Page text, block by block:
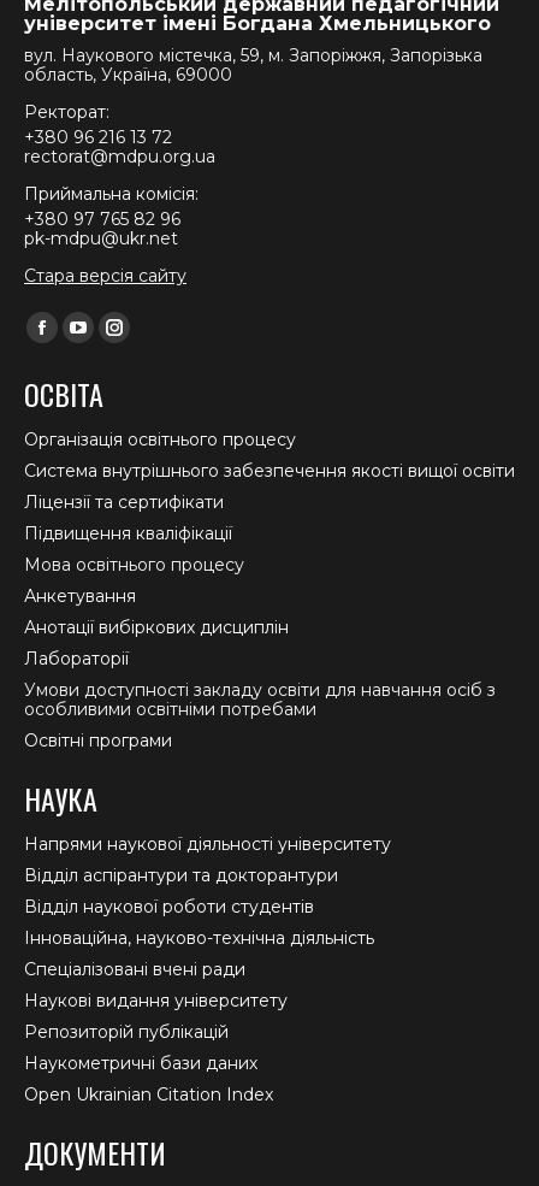
університет імені Богдана Хмельницького
вул. Наукового містечка, 59, м. Запоріжжя, Запорізька
область, Україна, 69000
Ректорат:
+380 96 216 13 72
rectorat@mdpu.org.ua
Приймальна комісія:
+380 97 765 82 96
pk-mdpu@ukr.net
Стара версія сайту
Find us on:
Facebook
opens
in
new
window
YouTube
opens
in
new
window
Instagram
in
new
window
ОСВІТА
Організація освітнього процесу
Система внутрішнього забезпечення якості вищої освіти
Ліцензії та сертифікати
Підвищення кваліфікації
Мова освітнього процесу
Анкетування
Анотації вибіркових дисциплін
Лабораторії
Умови доступності закладу освіти для навчання осіб з
особливими освітніми потребами
Освітні програми
НАУКА
Напрями наукової діяльності університету
Відділ аспірантури та докторантури
Відділ наукової роботи студентів
Інноваційна, науково-технічна діяльність
Спеціалізовані вчені ради
Наукові видання університету
Репозиторій публікацій
Наукометричні бази даних
Open Ukrainian Citation Index
ДОКУМЕНТИ